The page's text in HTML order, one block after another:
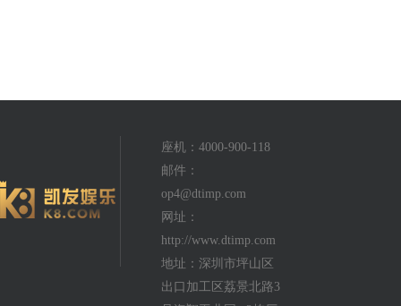
座机：4000-900-118
邮件：
op4@dtimp.com
网址：
http://www.dtimp.com
地址：深圳市坪山区
出口加工区荔景北路3